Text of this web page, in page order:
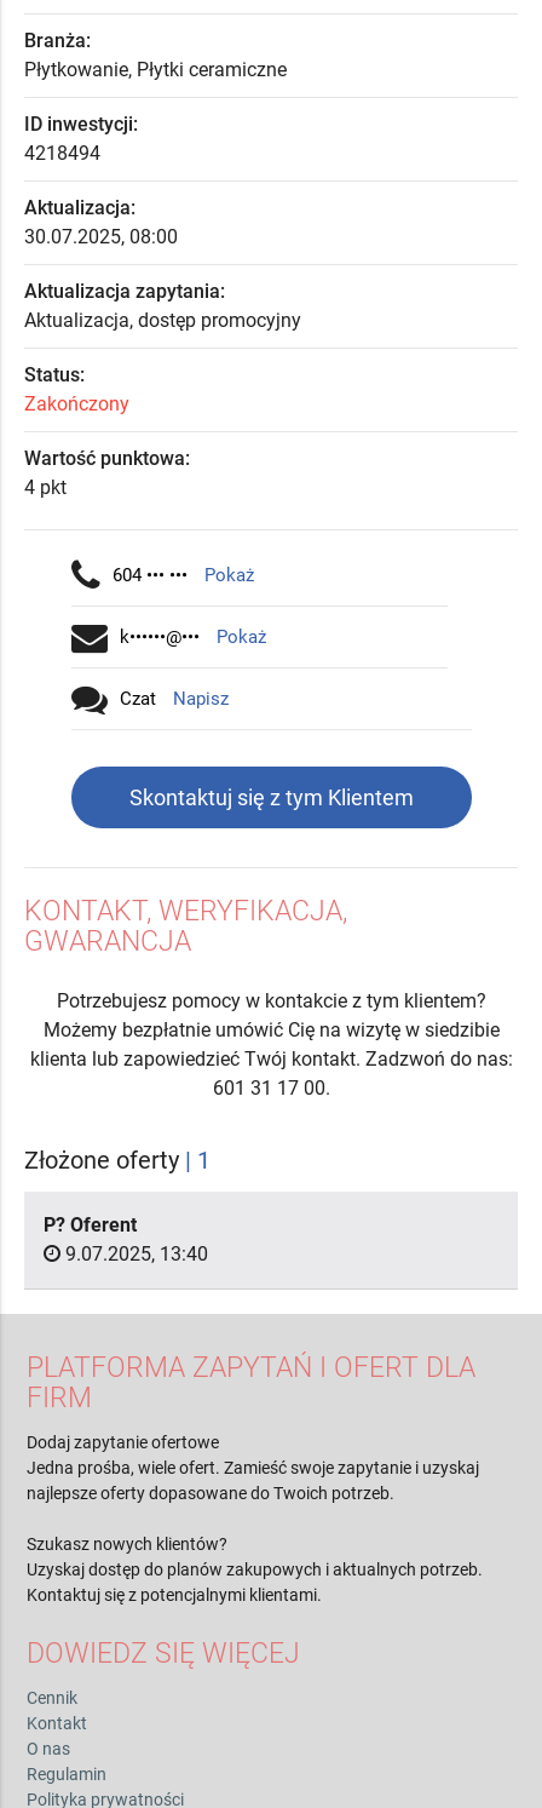
Branża:
Płytkowanie, Płytki ceramiczne
ID inwestycji:
4218494
Aktualizacja:
30.07.2025, 08:00
Aktualizacja zapytania:
Aktualizacja, dostęp promocyjny
Status:
Zakończony
Wartość punktowa:
4 pkt
604 ••• ••• Pokaż
k••••••@••• Pokaż
Czat Napisz
Skontaktuj się z tym Klientem
KONTAKT, WERYFIKACJA,
GWARANCJA
Potrzebujesz pomocy w kontakcie z tym klientem?
Możemy bezpłatnie umówić Cię na wizytę w siedzibie
klienta lub zapowiedzieć Twój kontakt. Zadzwoń do nas:
601 31 17 00.
Złożone oferty | 1
P? Oferent
9.07.2025, 13:40
PLATFORMA ZAPYTAŃ I OFERT DLA
FIRM
Dodaj zapytanie ofertowe
Jedna prośba, wiele ofert. Zamieść swoje zapytanie i uzyskaj
najlepsze oferty dopasowane do Twoich potrzeb.
Szukasz nowych klientów?
Uzyskaj dostęp do planów zakupowych i aktualnych potrzeb.
Kontaktuj się z potencjalnymi klientami.
DOWIEDZ SIĘ WIĘCEJ
Cennik
Kontakt
O nas
Regulamin
Polityka prywatności